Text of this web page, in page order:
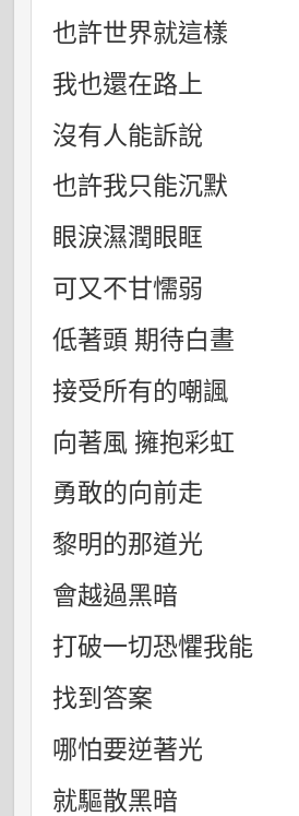
也許世界就這樣
我也還在路上
沒有人能訴說
也許我只能沉默
眼淚濕潤眼眶
可又不甘懦弱
低著頭 期待白晝
接受所有的嘲諷
向著風 擁抱彩虹
勇敢的向前走
黎明的那道光
會越過黑暗
打破一切恐懼我能
找到答案
哪怕要逆著光
就驅散黑暗